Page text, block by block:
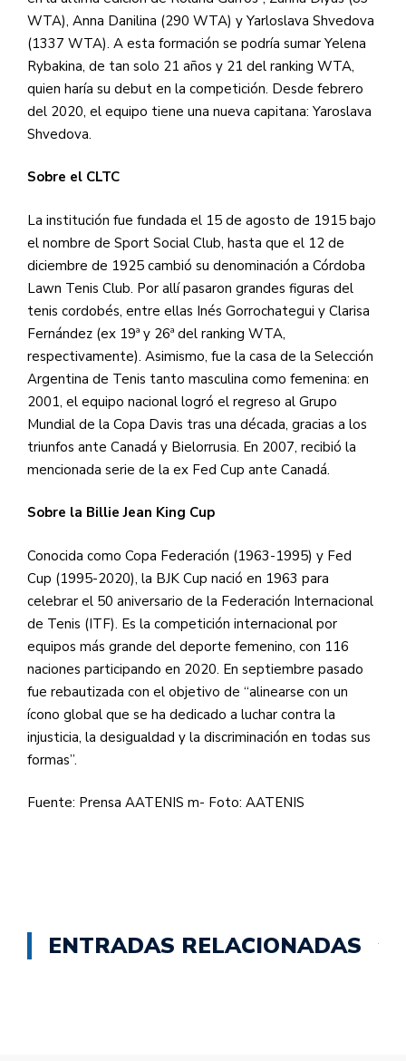
WTA), Anna Danilina (290 WTA) y Yarloslava Shvedova
(1337 WTA). A esta formación se podría sumar Yelena
Rybakina, de tan solo 21 años y 21 del ranking WTA,
quien haría su debut en la competición. Desde febrero
del 2020, el equipo tiene una nueva capitana: Yaroslava
Shvedova.
Sobre el CLTC
La institución fue fundada el 15 de agosto de 1915 bajo
el nombre de Sport Social Club, hasta que el 12 de
diciembre de 1925 cambió su denominación a Córdoba
Lawn Tenis Club. Por allí pasaron grandes figuras del
tenis cordobés, entre ellas Inés Gorrochategui y Clarisa
Fernández (ex 19ª y 26ª del ranking WTA,
respectivamente). Asimismo, fue la casa de la Selección
Argentina de Tenis tanto masculina como femenina: en
2001, el equipo nacional logró el regreso al Grupo
Mundial de la Copa Davis tras una década, gracias a los
triunfos ante Canadá y Bielorrusia. En 2007, recibió la
mencionada serie de la ex Fed Cup ante Canadá.
Sobre la Billie Jean King Cup
Conocida como Copa Federación (1963-1995) y Fed
Cup (1995-2020), la BJK Cup nació en 1963 para
celebrar el 50 aniversario de la Federación Internacional
de Tenis (ITF). Es la competición internacional por
equipos más grande del deporte femenino, con 116
naciones participando en 2020. En septiembre pasado
fue rebautizada con el objetivo de “alinearse con un
ícono global que se ha dedicado a luchar contra la
injusticia, la desigualdad y la discriminación en todas sus
formas”.
Fuente: Prensa AATENIS m- Foto: AATENIS
ENTRADAS RELACIONADAS